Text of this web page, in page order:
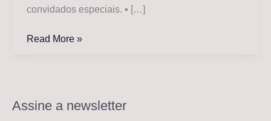
convidados especiais. ▪ […]
Paul
álbum
“Jenius”
Read More »
Assine a newsletter